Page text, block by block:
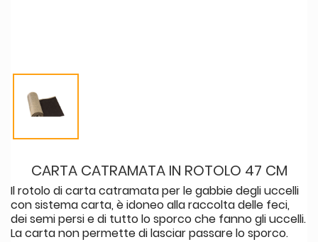
CARTA CATRAMATA IN ROTOLO 47 CM
Il rotolo di carta catramata per le gabbie degli uccelli
con sistema carta, è idoneo alla raccolta delle feci,
dei semi persi e di tutto lo sporco che fanno gli uccelli.
La carta non permette di lasciar passare lo sporco.